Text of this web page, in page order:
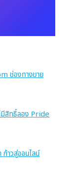
ช่องทางขาย
สิทธิ์ลอง Pride
าวสู่ออนไลน์